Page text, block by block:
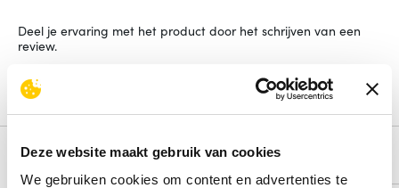
Deze website maakt gebruik van cookies
We gebruiken cookies om content en advertenties te
Deel je ervaring met het product door het schrijven van een
review.
Schrijf een review
Alternatieven